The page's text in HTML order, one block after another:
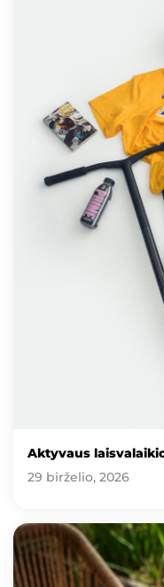
Aktyvaus
29 birželio, 2026